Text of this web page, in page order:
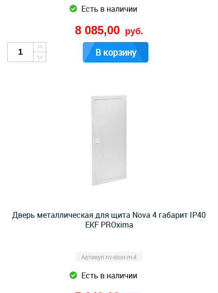
Есть в наличии
8 085,00 руб.
В корзину
Дверь металлическая для щита Nova 4 габарит IP40
EKF PROxima
Артикул nv-door-m-4
Есть в наличии